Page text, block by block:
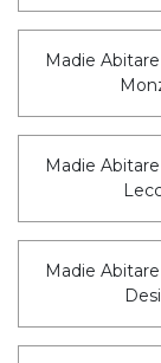
Madie
Madie
Madie